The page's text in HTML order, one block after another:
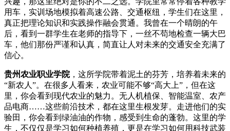
用车，实训场地模拟着高速公路、交通枢纽，学生们在这里，
真正把理论知识和实践操作融会贯通。我曾在一个晴朗的午
后，看到一群学生在老师的指导下，一丝不苟地检查一辆大巴
车，他们那份严谨和认真，简直让人对未来的交通安全充满了
信心。
贵州农业职业学院，这所学院带着泥土的芬芳，培养着未来的
“新农人”。在很多人看来，农业可能不够“高大上”，但在这
里，你会看到现代农业的魅力。无人机植保、智能温室、农产
品电商……这些前沿技术，都在这里生根发芽。走进他们的实
验田，你会看到绿油油的作物，感受到生命的蓬勃。这里的学
生，不仅仅是学习如何种植养殖，更是在学习如何用科技武装